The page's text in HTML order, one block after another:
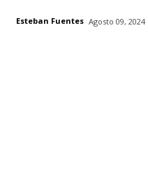
Esteban Fuentes Agosto 09, 2024